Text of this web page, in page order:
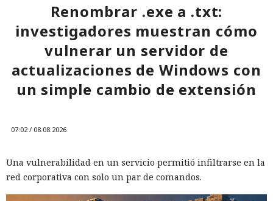
Renombrar .exe a .txt:
investigadores muestran cómo
vulnerar un servidor de
actualizaciones de Windows con
un simple cambio de extensión
07:02 / 08.08.2026
Una vulnerabilidad en un servicio permitió infiltrarse en la
red corporativa con solo un par de comandos.